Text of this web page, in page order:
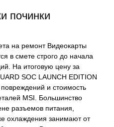
починки
на ремонт Видеокарты
в смете строго до начала
На итоговую цену за
SOC LAUNCH EDITION
и стоимость
MSI. Большинство
разъемов питания,
охлаждения занимают от